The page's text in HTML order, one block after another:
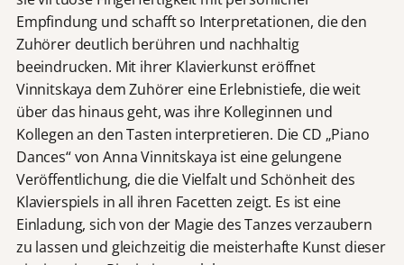
Empfindung und schafft so Interpretationen, die den
Zuhörer deutlich berühren und nachhaltig
beeindrucken. Mit ihrer Klavierkunst eröffnet
Vinnitskaya dem Zuhörer eine Erlebnistiefe, die weit
über das hinaus geht, was ihre Kolleginnen und
Kollegen an den Tasten interpretieren. Die CD „Piano
Dances“ von Anna Vinnitskaya ist eine gelungene
Veröffentlichung, die die Vielfalt und Schönheit des
Klavierspiels in all ihren Facetten zeigt. Es ist eine
Einladung, sich von der Magie des Tanzes verzaubern
zu lassen und gleichzeitig die meisterhafte Kunst dieser